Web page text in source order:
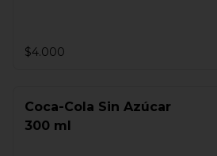
$4.000
Coca-Cola Sin Azúcar
300 ml